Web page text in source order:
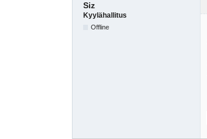
Siz
Kyylähallitus
Offline